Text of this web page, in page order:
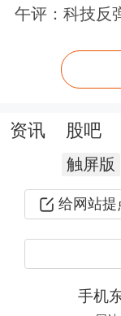
种范围。缴
重大疾病
由9种扩大
午评：科技反
资讯 股吧
触屏版
给网站提
手机